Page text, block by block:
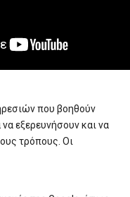
που βοηθούν
εξερευνήσουν και να
τρόπους. Οι